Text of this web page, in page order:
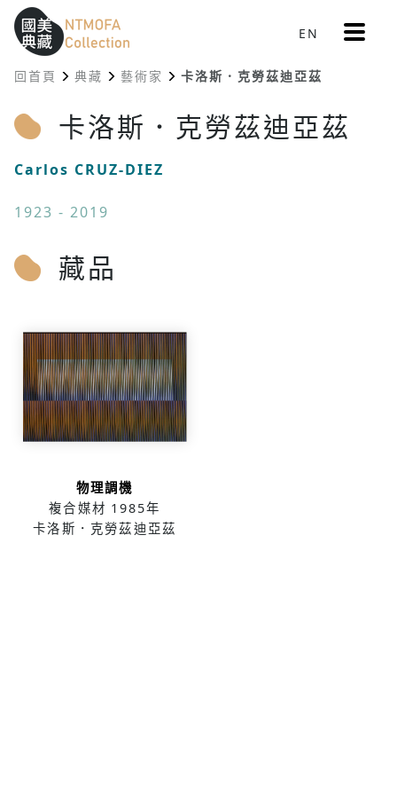
跳到中間主要內容區
網站導覽
::: EN 更
多
:::
回首頁 典藏 藝術家 卡洛斯．克勞茲迪亞茲
卡洛斯．克勞茲迪亞茲
Carlos CRUZ-DIEZ
1923 - 2019
藏品
物理調機
複合媒材 1985年
卡洛斯．克勞茲迪亞茲